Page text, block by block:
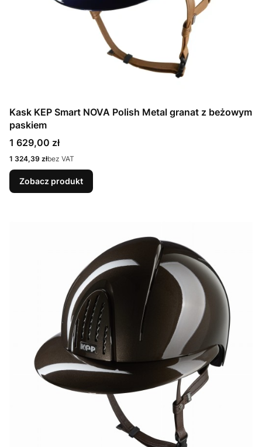
Kask KEP Smart NOVA Polish Metal granat z beżowym
paskiem
Cena
1 629,00 zł
Cena
1 324,39 złbez VAT
Zobacz produkt